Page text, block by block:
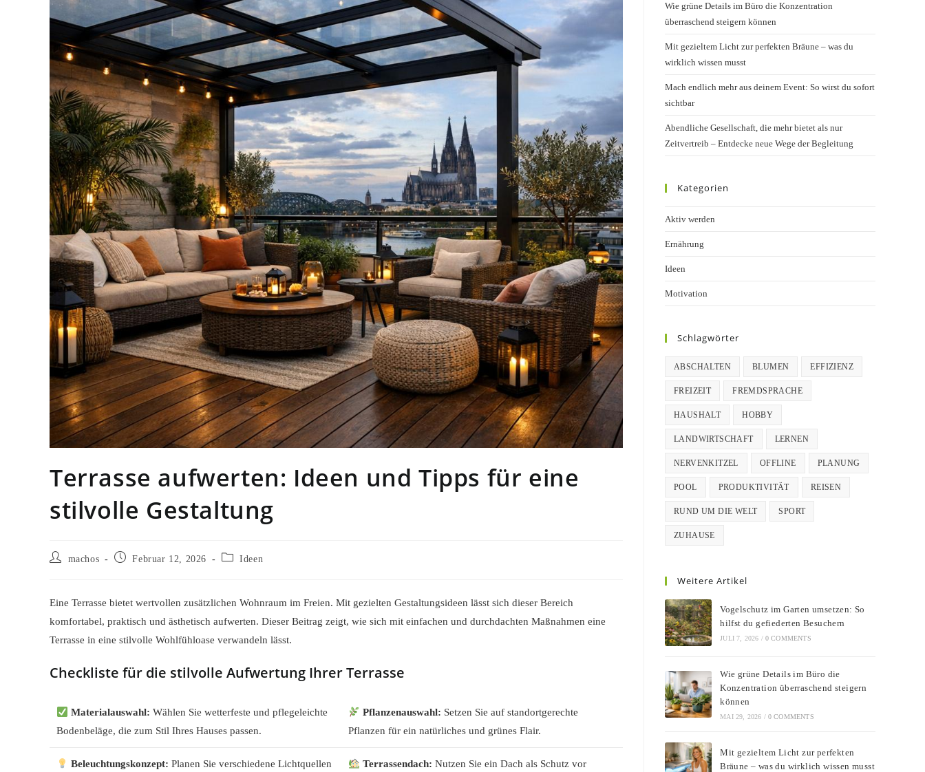
Terrasse aufwerten: Ideen und Tipps für eine
stilvolle Gestaltung
Beitrags-
machos
BeitragFebruar 12, 2026
Beitrags-
Ideen
Eine Terrasse bietet wertvollen zusätzlichen Wohnraum im Freien. Mit gezielten Gestaltungsideen lässt sich dieser Bereich
komfortabel, praktisch und ästhetisch aufwerten. Dieser Beitrag zeigt, wie sich mit einfachen und durchdachten Maßnahmen eine
Terrasse in eine stilvolle Wohlfühloase verwandeln lässt.
Checkliste für die stilvolle Aufwertung Ihrer Terrasse
Materialauswahl: Wählen Sie wetterfeste und pflegeleichte
Bodenbeläge, die zum Stil Ihres Hauses passen.
Pflanzenauswahl: Setzen Sie auf standortgerechte
Pflanzen für ein natürliches und grünes Flair.
Beleuchtungskonzept: Planen Sie verschiedene Lichtquellen
Terrassendach: Nutzen Sie ein Dach als Schutz vor
Wie grüne Details im Büro die Konzentration
überraschend steigern können
Mit gezieltem Licht zur perfekten Bräune – was du
wirklich wissen musst
Mach endlich mehr aus deinem Event: So wirst du sofort
sichtbar
Abendliche Gesellschaft, die mehr bietet als nur
Zeitvertreib – Entdecke neue Wege der Begleitung
Kategorien
Aktiv werden
Ernährung
Ideen
Motivation
Schlagwörter
ABSCHALTEN BLUMEN EFFIZIENZ
FREIZEIT FREMDSPRACHE
HAUSHALT HOBBY
LANDWIRTSCHAFT LERNEN
NERVENKITZEL OFFLINE PLANUNG
POOL PRODUKTIVITÄT REISEN
RUND UM DIE WELT SPORT
ZUHAUSE
Weitere Artikel
Vogelschutz im Garten umsetzen: So
hilfst du gefiederten Besuchern
JULI 7, 2026 / 0 COMMENTS
Wie grüne Details im Büro die
Konzentration überraschend steigern
können
MAI 29, 2026 / 0 COMMENTS
Mit gezieltem Licht zur perfekten
Bräune – was du wirklich wissen musst